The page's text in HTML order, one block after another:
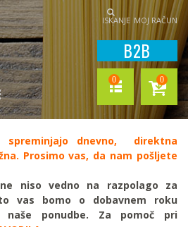
MOJ RAČUN
ISKANJE
B2B
0
0
spreminjajo dnevno, direktna
Prosimo vas, da nam pošljete
niso vedno na razpolago za
vas bomo o dobavnem roku
ponudbe. Za pomoč pri